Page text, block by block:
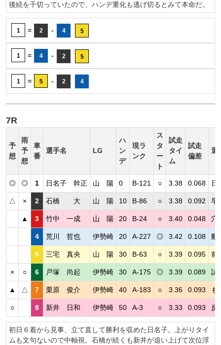
後続を千切っていたので、ハンデ重化も逃げ切るとみて本命だ。
1 = 2 - 4 5
1 = 4 - 2 5
1 = 5 - 2 4
7R
予
想
雨
予
想
車
番
選手名 LG
ハ
ン
デ
現ラ
ンク
ス
タ
ー
ト
試走
タイ
ム
試走
偏差
選
◎ ◎ 1 日名子 幹正 山 陽 0 B-121 ○ 3.38 0.068 日
△ × 2 石橋 大 山 陽 10 B-86 ○ 3.38 0.092 早
▲ 3 竹中 一成 山 陽 20 B-24 ○ 3.40 0.048 穴
4 荒川 哲也 伊勢崎 20 A-227 ◎ 3.42 0.108 動
5 三宅 真央 山 陽 30 B-63 ○ 3.39 0.095 前
× ○ 6 戸塚 尚起 伊勢崎 30 A-175 ◎ 3.39 0.089 試
▲ △ 7 栗原 俊介 伊勢崎 40 A-183 ○ 3.36 0.093 も
○ 8 新井 日和 伊勢崎 50 A-3 ○ 3.33 0.093 反
初日６着から見事、立て直して勝利を収めた日名子。上がりタイ
ムも文句ないので中軸視。石橋が続くも新井が追い上げて次位浮